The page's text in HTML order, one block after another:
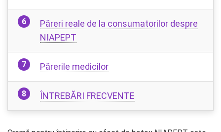
Păreri reale de la consumatorilor despre
NIAPEPT
Părerile medicilor
ÎNTREBĂRI FRECVENTE